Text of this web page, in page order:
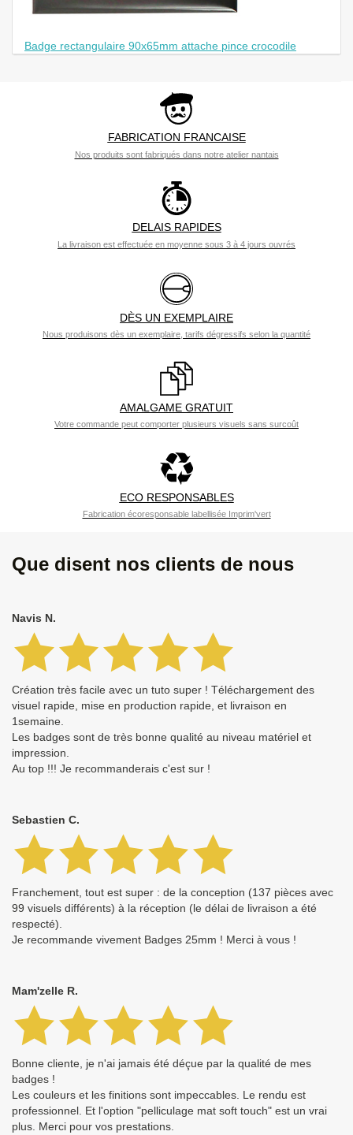
Badge rectangulaire 90x65mm attache pince crocodile
FABRICATION FRANCAISE
Nos produits sont fabriqués dans notre atelier nantais
DELAIS RAPIDES
La livraison est effectuée en moyenne sous 3 à 4 jours ouvrés
DÈS UN EXEMPLAIRE
Nous produisons dès un exemplaire, tarifs dégressifs selon la quantité
AMALGAME GRATUIT
Votre commande peut comporter plusieurs visuels sans surcoût
ECO RESPONSABLES
Fabrication écoresponsable labellisée Imprim'vert
Que disent nos clients de nous
Navis N.
Création très facile avec un tuto super ! Téléchargement des
visuel rapide, mise en production rapide, et livraison en
1semaine.
Les badges sont de très bonne qualité au niveau matériel et
impression.
Au top !!! Je recommanderais c'est sur !
Sebastien C.
Franchement, tout est super : de la conception (137 pièces avec
99 visuels différents) à la réception (le délai de livraison a été
respecté).
Je recommande vivement Badges 25mm ! Merci à vous !
Mam'zelle R.
Bonne cliente, je n'ai jamais été déçue par la qualité de mes
badges !
Les couleurs et les finitions sont impeccables. Le rendu est
professionnel. Et l'option "pelliculage mat soft touch" est un vrai
plus. Merci pour vos prestations.